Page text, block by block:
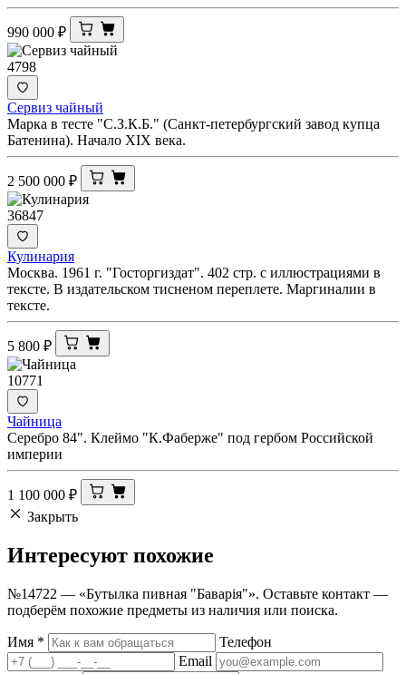
990 000 ₽
4798
Сервиз чайный
Марка в тесте "С.З.К.Б." (Санкт-петербургский завод купца
Батенина). Начало XIX века.
2 500 000 ₽
36847
Кулинария
Москва. 1961 г. "Госторгиздат". 402 стр. с иллюстрациями в
тексте. В издательском тисненом переплете. Маргиналии в
тексте.
5 800 ₽
10771
Чайница
Серебро 84". Клеймо "К.Фаберже" под гербом Российской
империи
1 100 000 ₽
Закрыть
Интересуют похожие
№14722 — «Бутылка пивная "Баварiя"». Оставьте контакт —
подберём похожие предметы из наличия или поиска.
Имя *
Телефон
Email